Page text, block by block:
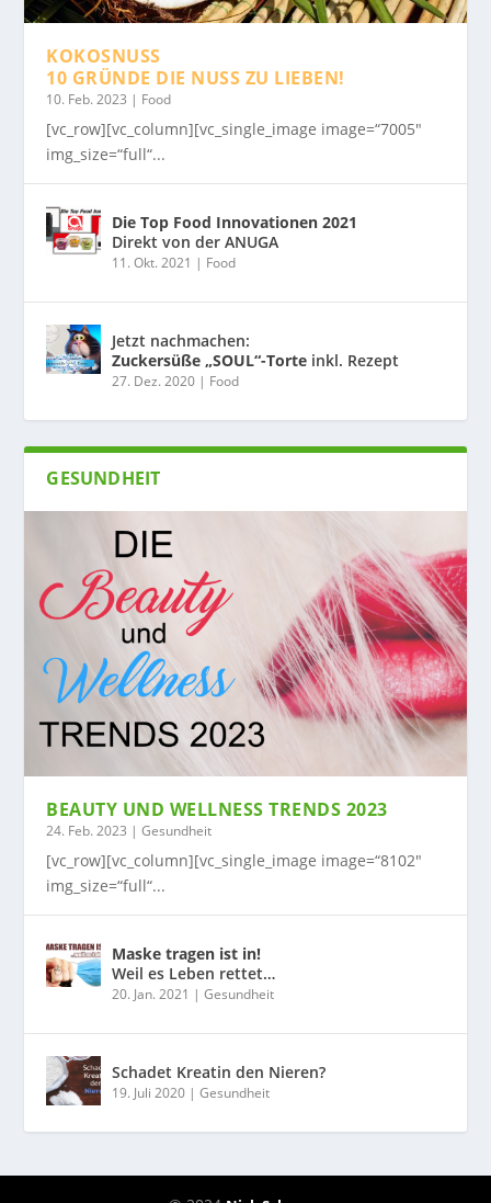
KOKOSNUSS
10 GRÜNDE DIE NUSS ZU LIEBEN!
10. Feb. 2023 | Food
[vc_row][vc_column][vc_single_image image=“7005″
img_size=“full“...
Die Top Food Innovationen 2021
Direkt von der ANUGA
11. Okt. 2021 | Food
Jetzt nachmachen:
Zuckersüße „SOUL“-Torte inkl. Rezept
27. Dez. 2020 | Food
GESUNDHEIT
BEAUTY UND WELLNESS TRENDS 2023
24. Feb. 2023 |Gesundheit
[vc_row][vc_column][vc_single_image image=“8102″
img_size=“full“...
Maske tragen ist in!
Weil es Leben rettet…
20. Jan. 2021 |Gesundheit
Schadet Kreatin den Nieren?
19. Juli 2020 |Gesundheit